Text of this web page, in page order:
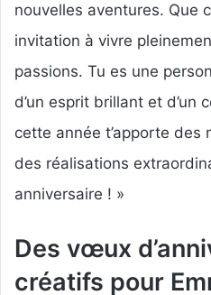
nouvelles aventures. Que
invitation à vivre
passions. Tu es une
d’un esprit brillant et d’un
cette année t’apporte
des réalisations
anniversaire ! »
Des vœux
créatifs pour